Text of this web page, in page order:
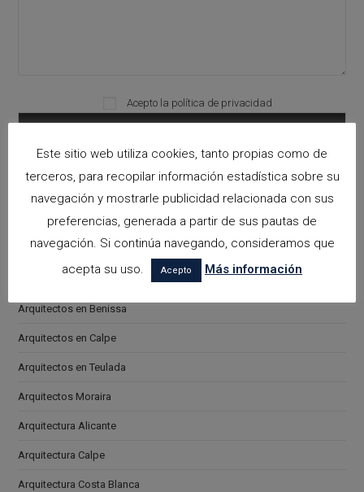
Please leave this field empty.
Acepto la política de privacidad
Categorías
arquitectora espacios biofilicos
Arquitectos en Alicante
Arquitectos en Altea
Arquitectos en Benissa
Arquitectos en Calpe
Arquitectos en Teulada
Arquitectos Moraira
Arquitectura Alicante
Arquitectura Calpe
Arquitectura Costa Blanca
Este sitio web utiliza cookies, tanto propias como de
terceros, para recopilar información estadística sobre su
navegación y mostrarle publicidad relacionada con sus
preferencias, generada a partir de sus pautas de
navegación. Si continúa navegando, consideramos que
acepta su uso.
Acepto Más información